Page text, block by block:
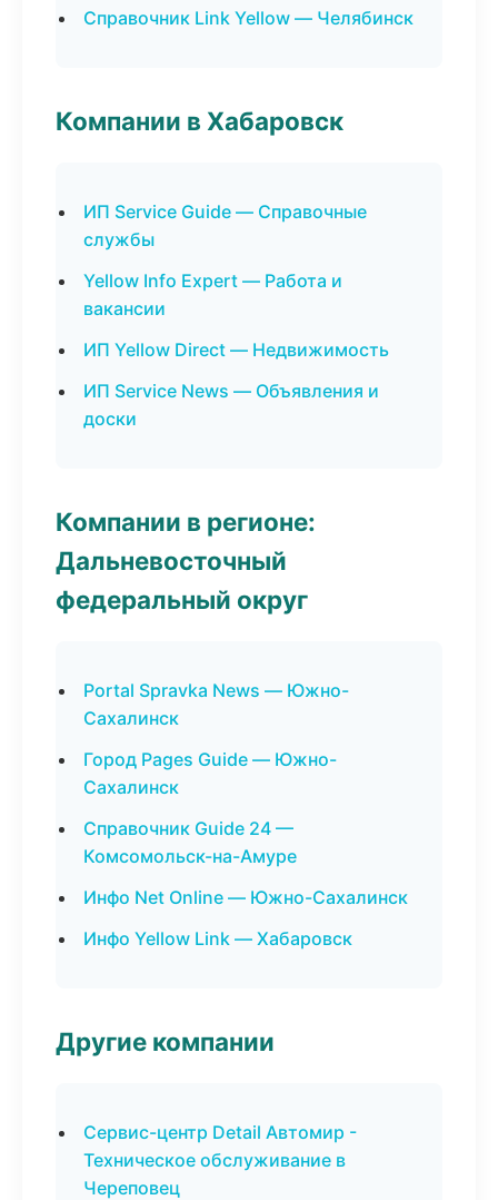
Справочник Link Yellow — Челябинск
Компании в Хабаровск
ИП Service Guide — Справочные
службы
Yellow Info Expert — Работа и
вакансии
ИП Yellow Direct — Недвижимость
ИП Service News — Объявления и
доски
Компании в регионе:
Дальневосточный
федеральный округ
Portal Spravka News — Южно-
Сахалинск
Город Pages Guide — Южно-
Сахалинск
Справочник Guide 24 —
Комсомольск-на-Амуре
Инфо Net Online — Южно-Сахалинск
Инфо Yellow Link — Хабаровск
Другие компании
Сервис-центр Detail Автомир -
Техническое обслуживание в
Череповец